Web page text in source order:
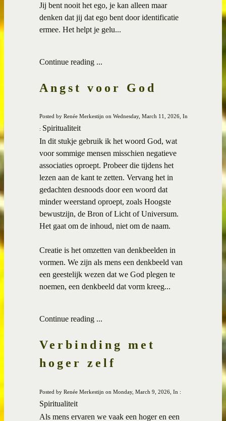
Jij bent nooit het ego, je kan alleen maar
denken dat jij dat ego bent door identificatie
ermee. Het helpt je gelu...
Continue reading ...
Angst voor God
Posted by Renée Merkestijn on Wednesday, March 11, 2026, In
: Spiritualiteit
In dit stukje gebruik ik het woord God, wat
voor sommige mensen misschien negatieve
associaties oproept. Probeer die tijdens het
lezen aan de kant te zetten. Vervang het in
gedachten desnoods door een woord dat
minder weerstand oproept, zoals Hoogste
bewustzijn, de Bron of Licht of Universum.
Het gaat om de inhoud, niet om de naam.
Creatie is het omzetten van denkbeelden in
vormen. We zijn als mens een denkbeeld van
een geestelijk wezen dat we God plegen te
noemen, een denkbeeld dat vorm kreeg...
Continue reading ...
Verbinding met
hoger zelf
Posted by Renée Merkestijn on Monday, March 9, 2026, In :
Spiritualiteit
Als mens ervaren we vaak een hoger en een